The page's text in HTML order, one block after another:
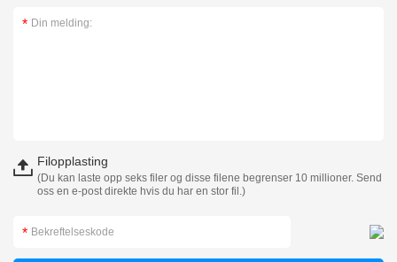
Filopplasting
(Du kan laste opp seks filer og disse filene begrenser 10 millioner. Send
oss en e-post direkte hvis du har en stor fil.)